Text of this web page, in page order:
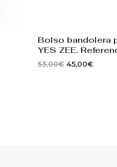
Bolso bandolera
YES ZEE.
53,00€ 45,00€